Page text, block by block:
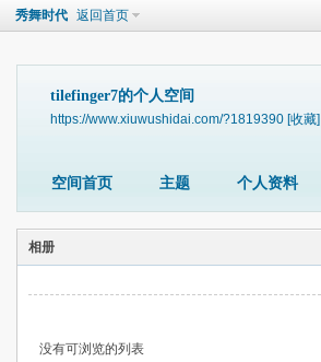
秀舞时代 返回首页
tilefinger7的个人空间
https://www.xiuwushidai.com/?1819390 [收藏]
空间首页 主题 个人资料
相册
没有可浏览的列表